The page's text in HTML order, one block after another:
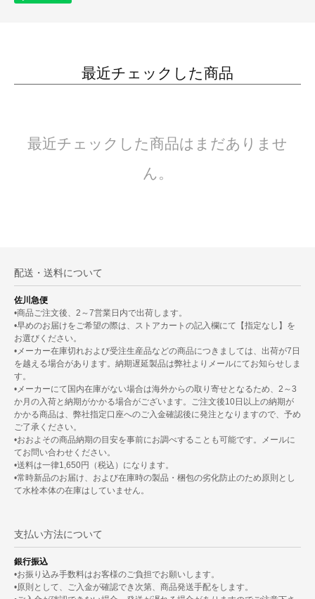
最近チェックした商品
最近チェックした商品はまだありませ
ん。
配送・送料について
佐川急便
•商品ご注文後、2～7営業日内で出荷します。
•早めのお届けをご希望の際は、ストアカートの記入欄にて【指定なし】を
お選びください。
•メーカー在庫切れおよび受注生産品などの商品につきましては、出荷が7日
を越える場合があります。納期遅延製品は弊社よりメールにてお知らせしま
す。
•メーカーにて国内在庫がない場合は海外からの取り寄せとなるため、2～3
か月の入荷と納期がかかる場合がございます。ご注文後10日以上の納期が
かかる商品は、弊社指定口座へのご入金確認後に発注となりますので、予め
ご了承ください。
•おおよその商品納期の目安を事前にお調べすることも可能です。メールに
てお問い合わせください。
•送料は一律1,650円（税込）になります。
•常時新品のお届け、および在庫時の製品・梱包の劣化防止のため原則とし
て水栓本体の在庫はしていません。
支払い方法について
銀行振込
•お振り込み手数料はお客様のご負担でお願いします。
•原則として、ご入金が確認でき次第、商品発送手配をします。